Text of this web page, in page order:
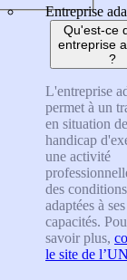
Entreprise
Qu'est-ce
entreprise
?
L'entreprise
permet à un
en situation de
handicap
une activité
des conditions
adaptées à ses
capacités.
savoir plus,
le site de